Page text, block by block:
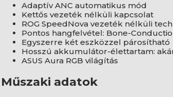
Adaptív ANC automatikus mód
Kettős vezeték nélküli kapcsolat
ROG SpeedNova vezeték nélküli
Pontos hangfelvétel: Bone-
Egyszerre két eszközzel párosítható
Hosszú akkumulátor-élettartam:
ASUS Aura RGB világítás
Műszaki adatok